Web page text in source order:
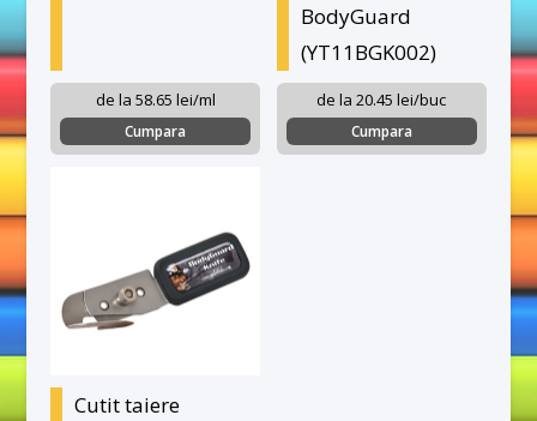
de la 58.65 lei/ml
Cumpara
BodyGuard
(YT11BGK002)
de la 20.45 lei/buc
Cumpara
Cutit taiere